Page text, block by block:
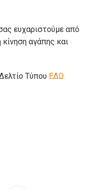
ευχαριστούμε από
κίνηση αγάπης και
Τύπου ΕΔΩ.